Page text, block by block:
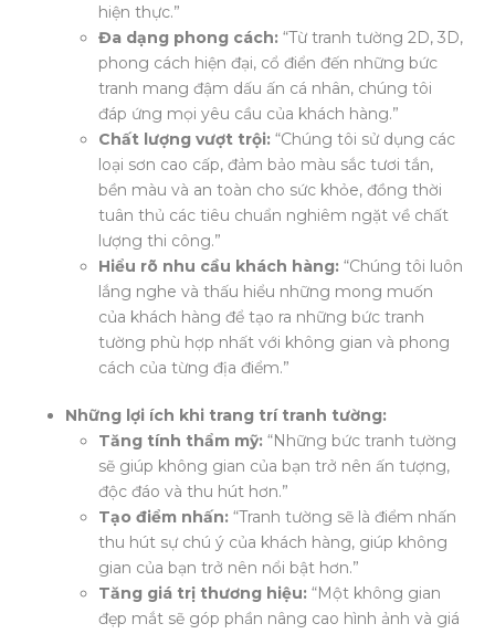
hiện thực.”
Đa dạng phong cách: “Từ tranh tường 2D, 3D,
phong cách hiện đại, cổ điển đến những bức
tranh mang đậm dấu ấn cá nhân, chúng tôi
đáp ứng mọi yêu cầu của khách hàng.”
Chất lượng vượt trội: “Chúng tôi sử dụng các
loại sơn cao cấp, đảm bảo màu sắc tươi tắn,
bền màu và an toàn cho sức khỏe, đồng thời
tuân thủ các tiêu chuẩn nghiêm ngặt về chất
lượng thi công.”
Hiểu rõ nhu cầu khách hàng: “Chúng tôi luôn
lắng nghe và thấu hiểu những mong muốn
của khách hàng để tạo ra những bức tranh
tường phù hợp nhất với không gian và phong
cách của từng địa điểm.”
Những lợi ích khi trang trí tranh tường:
Tăng tính thẩm mỹ: “Những bức tranh tường
sẽ giúp không gian của bạn trở nên ấn tượng,
độc đáo và thu hút hơn.”
Tạo điểm nhấn: “Tranh tường sẽ là điểm nhấn
thu hút sự chú ý của khách hàng, giúp không
gian của bạn trở nên nổi bật hơn.”
Tăng giá trị thương hiệu: “Một không gian
đẹp mắt sẽ góp phần nâng cao hình ảnh và giá